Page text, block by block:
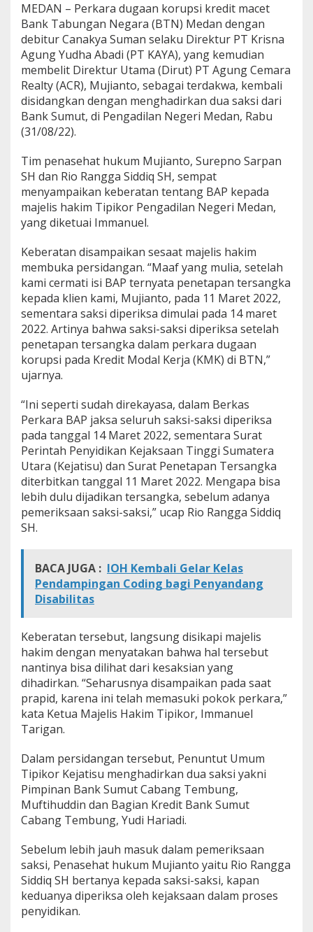
c
e
t
T
N
,
P
e
n
e
h
a
t
H
u
u
m
D
r
u
t
T
A
S
m
p
a
t
A
j
u
k
e
b
e
a
n
MEDAN – Perkara dugaan korupsi kredit macet
Bank Tabungan Negara (BTN) Medan dengan
debitur Canakya Suman selaku Direktur PT Krisna
Agung Yudha Abadi (PT KAYA), yang kemudian
membelit Direktur Utama (Dirut) PT Agung Cemara
Realty (ACR), Mujianto, sebagai terdakwa, kembali
disidangkan dengan menghadirkan dua saksi dari
Bank Sumut, di Pengadilan Negeri Medan, Rabu
(31/08/22).
Tim penasehat hukum Mujianto, Surepno Sarpan
SH dan Rio Rangga Siddiq SH, sempat
menyampaikan keberatan tentang BAP kepada
majelis hakim Tipikor Pengadilan Negeri Medan,
yang diketuai Immanuel.
Keberatan disampaikan sesaat majelis hakim
membuka persidangan. “Maaf yang mulia, setelah
kami cermati isi BAP ternyata penetapan tersangka
kepada klien kami, Mujianto, pada 11 Maret 2022,
sementara saksi diperiksa dimulai pada 14 maret
2022. Artinya bahwa saksi-saksi diperiksa setelah
penetapan tersangka dalam perkara dugaan
korupsi pada Kredit Modal Kerja (KMK) di BTN,”
ujarnya.
“Ini seperti sudah direkayasa, dalam Berkas
Perkara BAP jaksa seluruh saksi-saksi diperiksa
pada tanggal 14 Maret 2022, sementara Surat
Perintah Penyidikan Kejaksaan Tinggi Sumatera
Utara (Kejatisu) dan Surat Penetapan Tersangka
diterbitkan tanggal 11 Maret 2022. Mengapa bisa
lebih dulu dijadikan tersangka, sebelum adanya
pemeriksaan saksi-saksi,” ucap Rio Rangga Siddiq
SH.
BACA JUGA : IOH Kembali Gelar Kelas
Pendampingan Coding bagi Penyandang
Disabilitas
Keberatan tersebut, langsung disikapi majelis
hakim dengan menyatakan bahwa hal tersebut
nantinya bisa dilihat dari kesaksian yang
dihadirkan. “Seharusnya disampaikan pada saat
prapid, karena ini telah memasuki pokok perkara,”
kata Ketua Majelis Hakim Tipikor, Immanuel
Tarigan.
Dalam persidangan tersebut, Penuntut Umum
Tipikor Kejatisu menghadirkan dua saksi yakni
Pimpinan Bank Sumut Cabang Tembung,
Muftihuddin dan Bagian Kredit Bank Sumut
Cabang Tembung, Yudi Hariadi.
Sebelum lebih jauh masuk dalam pemeriksaan
saksi, Penasehat hukum Mujianto yaitu Rio Rangga
Siddiq SH bertanya kepada saksi-saksi, kapan
keduanya diperiksa oleh kejaksaan dalam proses
penyidikan.